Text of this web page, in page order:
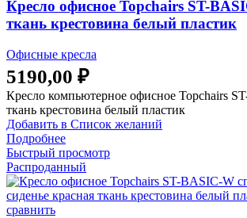
Кресло офисное Topchairs ST-
ткань крестовина белый пластик
Офисные кресла
5190,00 ₽
Кресло компьютерное офисное Topchairs
ткань крестовина белый пластик
Добавить в Список желаний
Подробнее
Быстрый просмотр
Распроданный
сравнить